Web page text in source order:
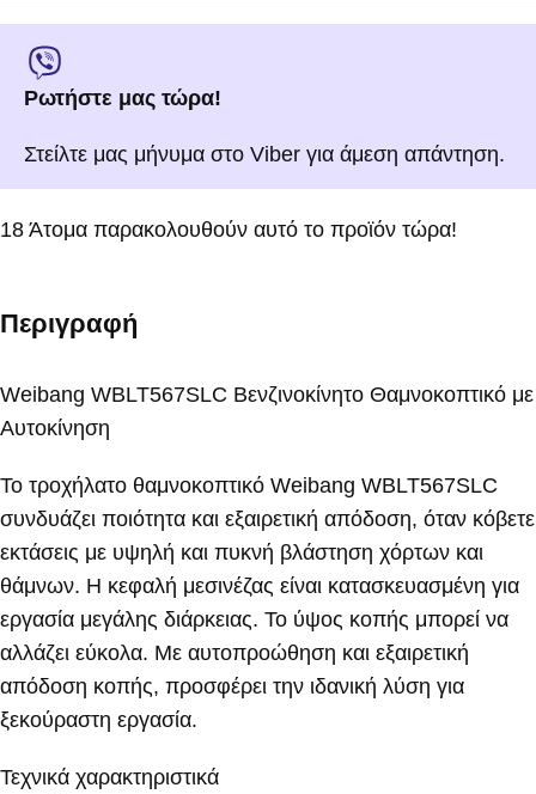
Ρωτήστε μας τώρα!
Στείλτε μας μήνυμα στο Viber για άμεση απάντηση.
18 Άτομα παρακολουθούν αυτό το προϊόν τώρα!
Περιγραφή
Weibang WBLT567SLC Βενζινοκίνητο Θαμνοκοπτικό με
Aυτοκίνηση
Το τροχήλατο θαμνοκοπτικό Weibang WBLT567SLC
συνδυάζει ποιότητα και εξαιρετική απόδοση, όταν κόβετε
εκτάσεις με υψηλή και πυκνή βλάστηση χόρτων και
θάμνων. Η κεφαλή μεσινέζας είναι κατασκευασμένη για
εργασία μεγάλης διάρκειας. Το ύψος κοπής μπορεί να
αλλάζει εύκολα. Με αυτοπροώθηση και εξαιρετική
απόδοση κοπής, προσφέρει την ιδανική λύση για
ξεκούραστη εργασία.
Τεχνικά χαρακτηριστικά